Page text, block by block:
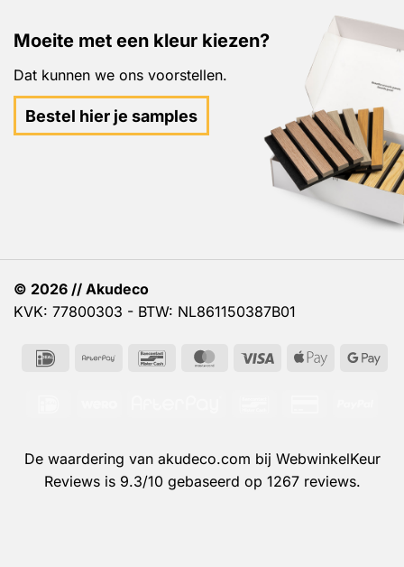
Moeite met een kleur kiezen?
Dat kunnen we ons voorstellen.
Bestel hier je samples
© 2026 // Akudeco
KVK: 77800303 - BTW: NL861150387B01
IDeal AfterPay BancontactMasterCard
Visa
Apple
De waardering van akudeco.com bij WebwinkelKeur
Reviewsis 9.3/10 gebaseerd op 1267 reviews.